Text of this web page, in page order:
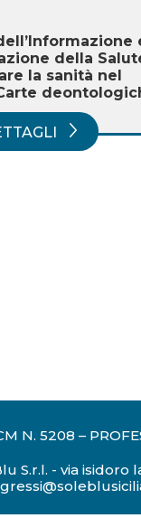
della
la sanità nel
N. 5208–
S.r.l. - via isidoro